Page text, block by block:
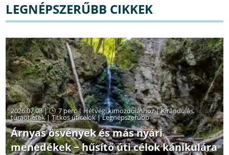
LEGNÉPSZERŰBB CIKKEK
2026.07.08 | 7 perc|Hétvégi kimozduláshoz|Kirándulás,
túraötletek|Titkos úticélok|Legnépszerűbb
Árnyas ösvények és más nyári
menedékek − hűsítő úti célok kánikulára